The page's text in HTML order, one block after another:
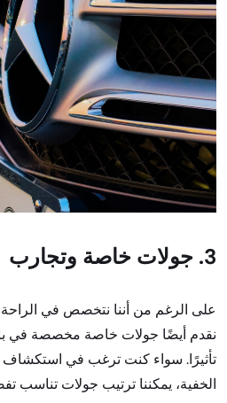
3. جولات خاصة وتجارب
على الرغم من أننا نتخصص في الراحة
نقدم أيضًا جولات خاصة مخصصة في
تأثيرًا. سواء كنت ترغب في استكشاف
الخفية، يمكننا ترتيب جولات تناسب